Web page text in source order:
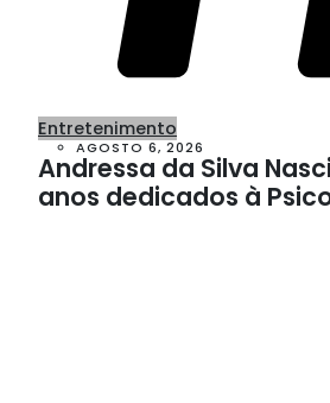
Entretenimento
AGOSTO 6, 2026
Andressa da Silva
anos dedicados à